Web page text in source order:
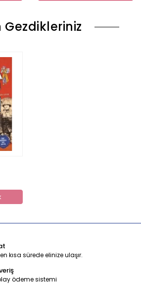
Gezdikleriniz
kısa sürede elinize ulaşır.
ödeme sistemi